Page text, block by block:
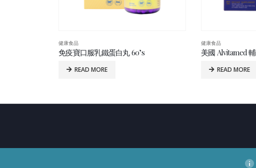
健康食品
美國 Alvitamed 輔酶Q10紅趜精華 60’s
READ MORE
健康食品
美國肝美樂 60’s
READ MORE